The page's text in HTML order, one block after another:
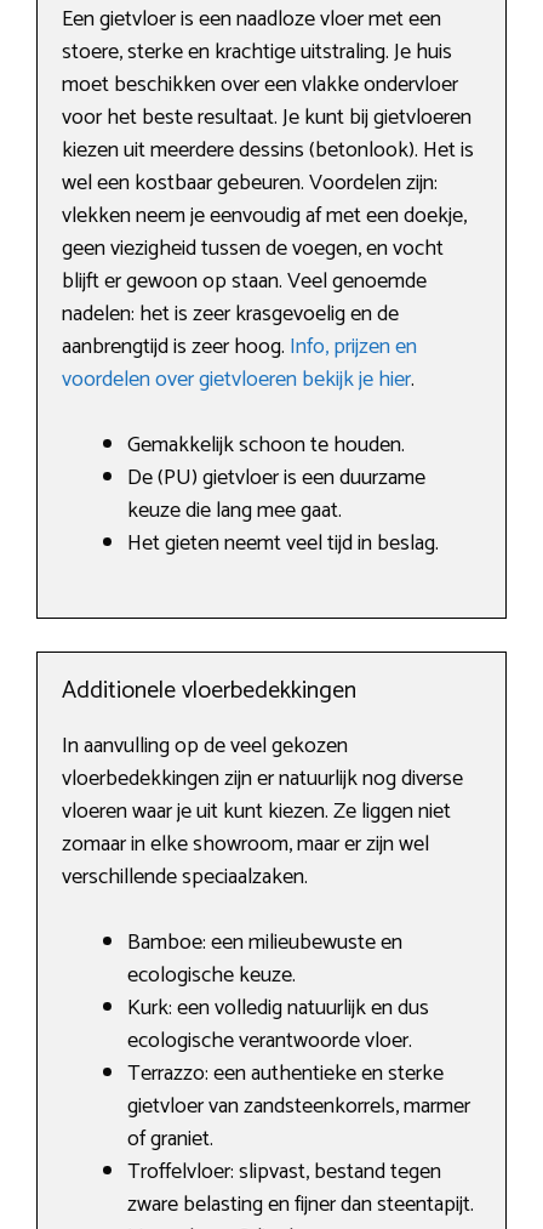
Een gietvloer is een naadloze vloer met een
stoere, sterke en krachtige uitstraling. Je huis
moet beschikken over een vlakke ondervloer
voor het beste resultaat. Je kunt bij gietvloeren
kiezen uit meerdere dessins (betonlook). Het is
wel een kostbaar gebeuren. Voordelen zijn:
vlekken neem je eenvoudig af met een doekje,
geen viezigheid tussen de voegen, en vocht
blijft er gewoon op staan. Veel genoemde
nadelen: het is zeer krasgevoelig en de
aanbrengtijd is zeer hoog. Info, prijzen en
voordelen over gietvloeren bekijk je hier.
Gemakkelijk schoon te houden.
De (PU) gietvloer is een duurzame
keuze die lang mee gaat.
Het gieten neemt veel tijd in beslag.
Additionele vloerbedekkingen
In aanvulling op de veel gekozen
vloerbedekkingen zijn er natuurlijk nog diverse
vloeren waar je uit kunt kiezen. Ze liggen niet
zomaar in elke showroom, maar er zijn wel
verschillende speciaalzaken.
Bamboe: een milieubewuste en
ecologische keuze.
Kurk: een volledig natuurlijk en dus
ecologische verantwoorde vloer.
Terrazzo: een authentieke en sterke
gietvloer van zandsteenkorrels, marmer
of graniet.
Troffelvloer: slipvast, bestand tegen
zware belasting en fijner dan steentapijt.